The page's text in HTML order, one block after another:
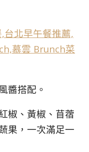
醬搭配。
椒、黃椒、苜蓿
果，一次滿足一